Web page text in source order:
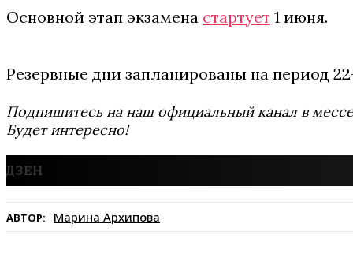
Основной этап экзамена стартует 1 июня.
Резервные дни запланированы на период
Подпишитесь на наш официальный канал в
Будет интересно!
АВТОР: Марина Архипова